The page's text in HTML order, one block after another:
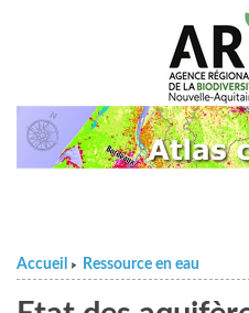
Accueil > Ressource en eau